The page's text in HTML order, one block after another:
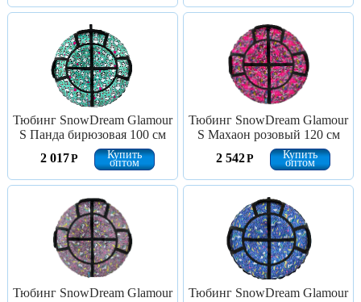
Тюбинг SnowDream Glamour
S Панда бирюзовая 100 см
2 017Р Купить
оптом
Тюбинг SnowDream Glamour
S Махаон розовый 120 см
2 542Р Купить
оптом
Тюбинг SnowDream Glamour
Тюбинг SnowDream Glamour